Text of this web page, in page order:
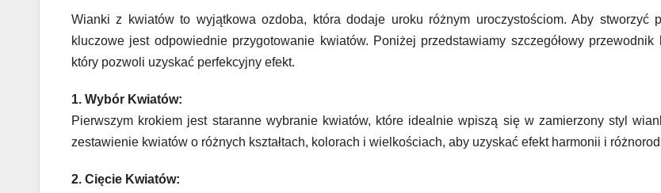
Wianki z kwiatów to wyjątkowa ozdoba, która dodaje uroku różnym uroczystościom. Aby stworzyć
kluczowe jest odpowiednie przygotowanie kwiatów. Poniżej przedstawiamy szczegółowy przewodnik
który pozwoli uzyskać perfekcyjny efekt.
1. Wybór Kwiatów:
Pierwszym krokiem jest staranne wybranie kwiatów, które idealnie wpiszą się w zamierzony styl
zestawienie kwiatów o różnych kształtach, kolorach i wielkościach, aby uzyskać efekt harmonii i
2. Cięcie Kwiatów: